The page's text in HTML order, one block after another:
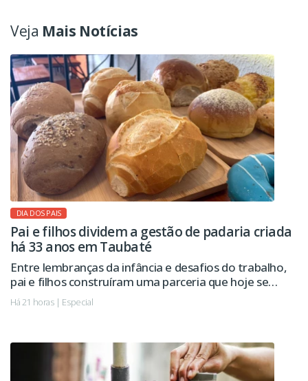
Veja Mais Notícias
DIA DOS PAIS
Pai e filhos dividem a gestão de padaria criada
há 33 anos em Taubaté
Entre lembranças da infância e desafios do trabalho,
pai e filhos construíram uma parceria que hoje se
estende à administração da empresa.
Há 21 horas | Especial